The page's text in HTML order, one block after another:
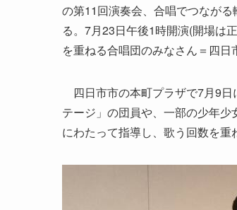
の第11回演奏会、合唱でつなが
る。7月23日午後1時開演(開場は
を重ねる合唱団のみなさん＝四日
四日市市の本町プラザで7月9日
テージ」の団員や、一部の少年
にわたって指導し、歌う回数を重